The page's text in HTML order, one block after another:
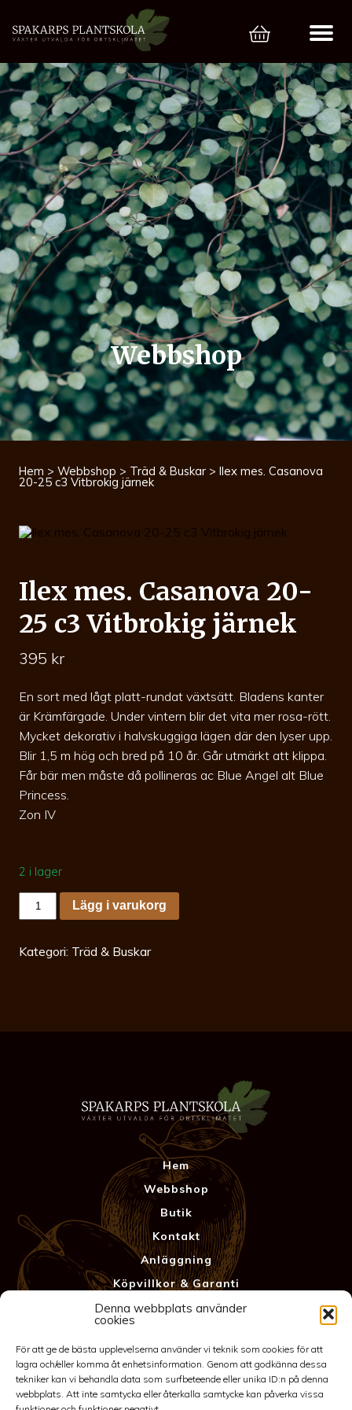
Denna webbplats använder
cookies
För att ge de bästa upplevelserna använder vi teknik som cookies för att
lagra och/eller komma åt enhetsinformation. Genom att godkänna dessa
tekniker kan vi behandla data som surfbeteende eller unika ID:n på denna
webbplats. Att inte samtycka eller återkalla samtycke kan påverka vissa
Webbshop
Hem > Webbshop > Träd & Buskar > Ilex mes. Casanova
20-25 c3 Vitbrokig järnek
Ilex mes. Casanova 20-
25 c3 Vitbrokig järnek
395 kr
En sort med lågt platt-rundat växtsätt. Bladens kanter
är Krämfärgade. Under vintern blir det vita mer rosa-rött.
Mycket dekorativ i halvskuggiga lägen där den lyser upp.
Blir 1,5 m hög och bred på 10 år. Går utmärkt att klippa.
Får bär men måste då pollineras ac Blue Angel alt Blue
Princess.
Zon IV
2 i lager
Ilex
mes.
Casanova
25
c3
Lägg i varukorg
Kategori: Träd & Buskar
Hem
Webbshop
Butik
Kontakt
Anläggning
Köpvillkor & Garanti
Integritetspolicy